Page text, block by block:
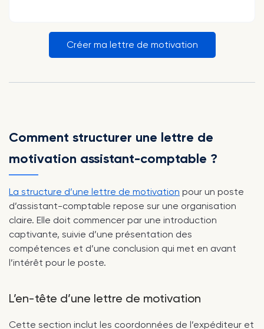
Créer ma lettre de motivation
Comment structurer une lettre de
motivation assistant-comptable ?
La structure d’une lettre de motivation pour un poste
d’assistant-comptable repose sur une organisation
claire. Elle doit commencer par une introduction
captivante, suivie d’une présentation des
compétences et d’une conclusion qui met en avant
l’intérêt pour le poste.
L’en-tête d’une lettre de motivation
Cette section inclut les coordonnées de l’expéditeur et